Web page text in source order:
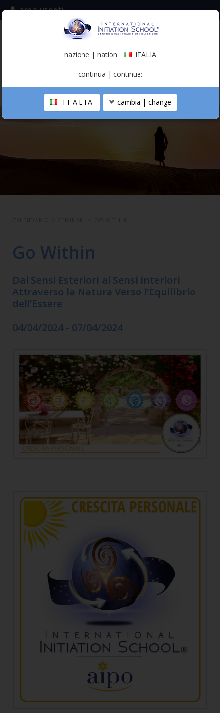
iscriviti alla mailing list
(italiano)
area utenti
LA SCUOLA
Go Within
Dai Sensi Esteriori ai Sensi Interiori
Attraverso la Natura Verso l’Equilibrio
dell’Essere
04/04/2024 - 07/04/2024
nazione | nation ITALIA
continua | continue:
ITALIA cambia | change